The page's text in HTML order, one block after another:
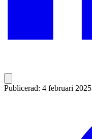
Publicerad: 4 februari 2025